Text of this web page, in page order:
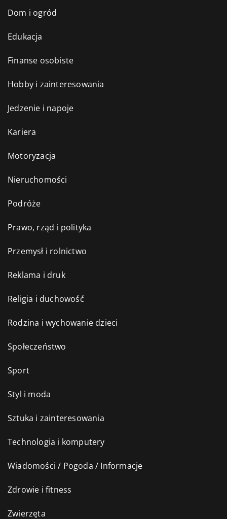
Dom i ogród
Edukacja
Finanse osobiste
Hobby i zainteresowania
Jedzenie i napoje
Kariera
Motoryzacja
Nieruchomości
Podróże
Prawo, rząd i polityka
Przemysł i rolnictwo
Reklama i druk
Religia i duchowość
Rodzina i wychowanie dzieci
Społeczeństwo
Sport
Styl i moda
Sztuka i zainteresowania
Technologia i komputery
Wiadomości / Pogoda / Informacje
Zdrowie i fitness
Zwierzęta